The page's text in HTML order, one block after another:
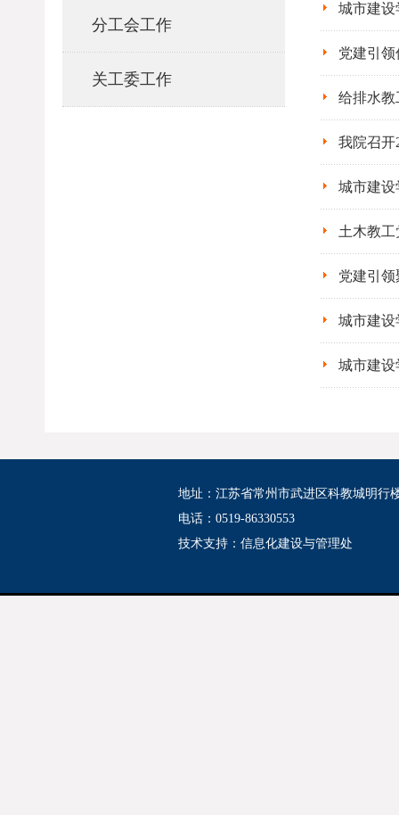
分工会工作
关工委工作
城市建设
党建引
给排水教
我院召开
城市建设
土木教
党建引
城市建设
城市建设
地址：江苏省常州市武进区科教城明行
电话：0519-86330553
技术支持： 信息化建设与管理处